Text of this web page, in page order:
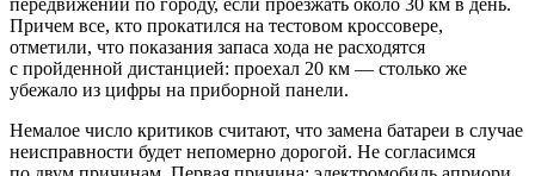
передвижений по городу, если проезжать около 30 км в день.
Причем все, кто прокатился на тестовом кроссовере,
отметили, что показания запаса хода не расходятся
с пройденной дистанцией: проехал 20 км — столько же
убежало из цифры на приборной панели.
Немалое число критиков считают, что замена батареи в случае
неисправности будет непомерно дорогой. Не согласимся